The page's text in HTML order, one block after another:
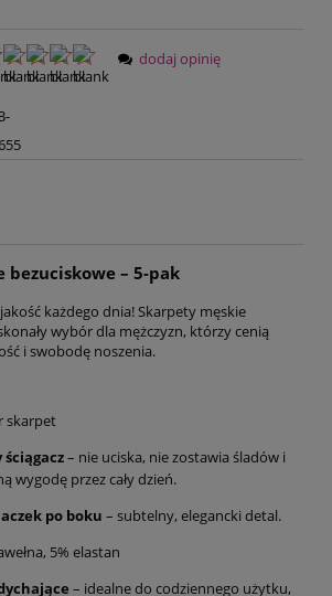
dodaj opinię
bezuciskowe – 5-pak
każdego dnia! Skarpety męskie
wybór dla mężczyzn, którzy cenią
i swobodę noszenia.
skarpet
ściągacz– nie uciska, nie zostawia śladów i
wygodę przez cały dzień.
po boku – subtelny, elegancki detal.
5% elastan
– idealne do codziennego użytku,